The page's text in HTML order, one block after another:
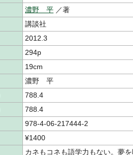
濃野 平 ／著
講談社
2012.3
294p
19cm
濃野 平
788.4
788.4
978-4-06-217444-2
¥1400
カネもコネも語学力もない。夢